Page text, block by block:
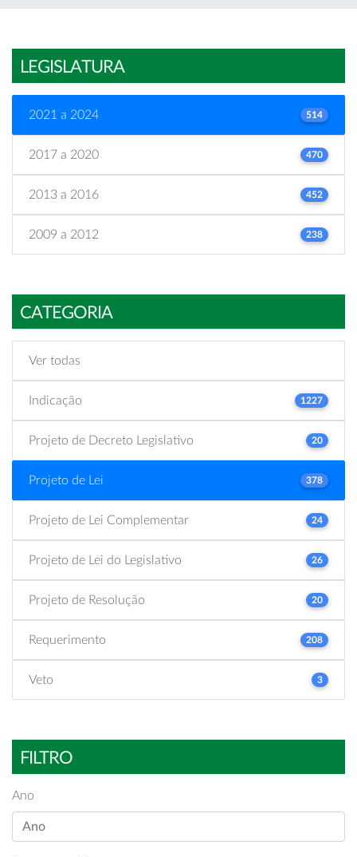
LEGISLATURA
2021 a 2024 514
2017 a 2020 470
2013 a 2016 452
2009 a 2012 238
CATEGORIA
Ver todas
Indicação 1227
Projeto de Decreto Legislativo 20
Projeto de Lei 378
Projeto de Lei Complementar 24
Projeto de Lei do Legislativo 26
Projeto de Resolução 20
Requerimento 208
Veto 3
FILTRO
Ano